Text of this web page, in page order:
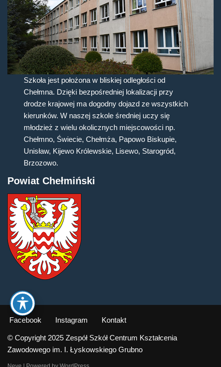
Szkoła jest położona w bliskiej odległości od
Chełmna. Dzięki bezpośredniej lokalizacji przy
drodze krajowej ma dogodny dojazd ze wszystkich
kierunków. W naszej szkole średniej uczy się
młodzież z wielu okolicznych miejscowości np.
Chełmno, Świecie, Chełmża, Papowo Biskupie,
Unisław, Kijewo Królewskie, Lisewo, Starogród,
Brzozowo.
Powiat Chełmiński
Facebook Instagram Kontakt
© Copyright 2025 Zespół Szkół Centrum Kształcenia
Zawodowego im. I. Łyskowskiego Grubno